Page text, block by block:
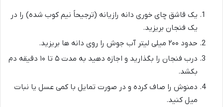
یک قاشق چای خوری دانه رازیانه (ترجیحاً نیم کوب شده) را در
یک فنجان بریزید.
حدود ۲۰۰ میلی لیتر آب جوش را روی دانه ها بریزید.
درب فنجان را بگذارید و اجازه دهید به مدت ۵ تا ۱۰ دقیقه دم
بکشد.
دمنوش را صاف کرده و در صورت تمایل با کمی عسل یا نبات
میل کنید.